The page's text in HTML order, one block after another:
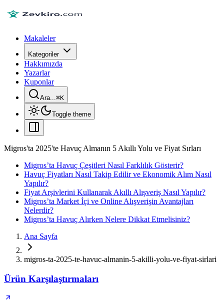
Makaleler
Kategoriler
Hakkımızda
Yazarlar
Kuponlar
Ara...⌘K
Toggle theme
Migros'ta 2025'te Havuç Almanın 5 Akıllı Yolu ve Fiyat Sırları
Migros’ta Havuç Çeşitleri Nasıl Farklılık Gösterir?
Havuç Fiyatları Nasıl Takip Edilir ve Ekonomik Alım Nasıl
Yapılır?
Fiyat Arşivlerini Kullanarak Akıllı Alışveriş Nasıl Yapılır?
Migros’ta Market İçi ve Online Alışverişin Avantajları
Nelerdir?
Migros’ta Havuç Alırken Nelere Dikkat Etmelisiniz?
Ana Sayfa
migros-ta-2025-te-havuc-almanin-5-akilli-yolu-ve-fiyat-sirlari
Ürün Karşılaştırmaları